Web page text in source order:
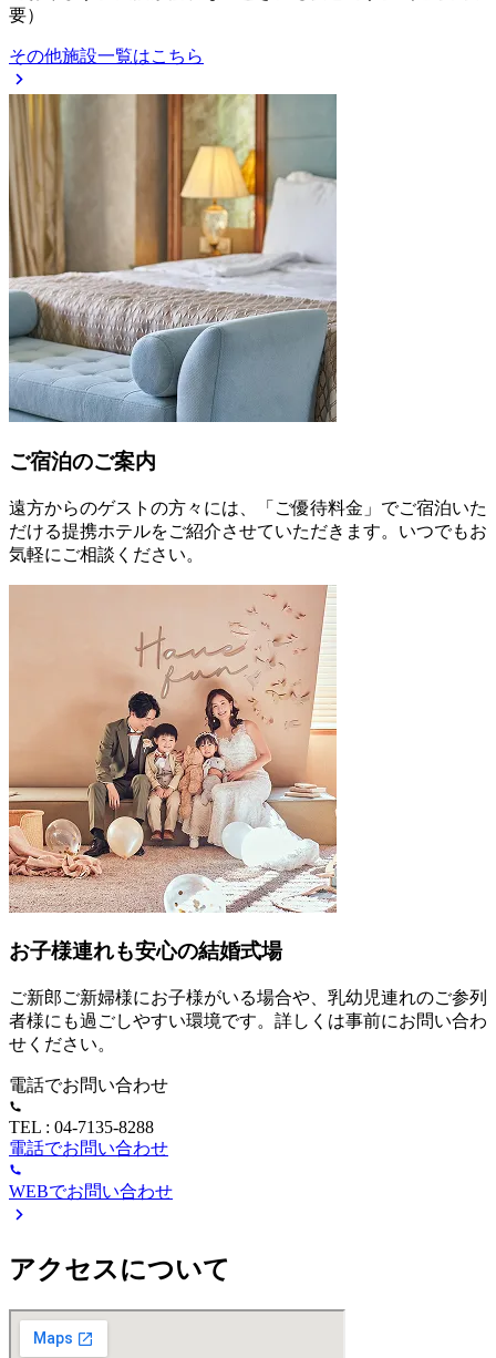
要）
その他施設一覧はこちら
ご宿泊のご案内
遠方からのゲストの方々には、「ご優待料金」でご宿泊いた
だける提携ホテルをご紹介させていただきます。いつでもお
気軽にご相談ください。
お子様連れも安心の結婚式場
ご新郎ご新婦様にお子様がいる場合や、乳幼児連れのご参列
者様にも過ごしやすい環境です。詳しくは事前にお問い合わ
せください。
電話でお問い合わせ
TEL : 04-7135-8288
電話でお問い合わせ
WEBでお問い合わせ
アクセスについて